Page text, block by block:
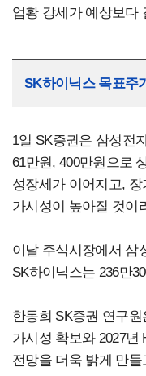
업황 강세가 예상보다
SK하이닉스 목표주
1일 SK증권은 삼성전
61만원, 400만원으로
성장세가 이어지고,
가시성이 높아질 것이
이날 주식시장에서 삼
SK하이닉스는 236만
한동희 SK증권 연구
가시성 확보와 2027년
전망을 더욱 밝게 만